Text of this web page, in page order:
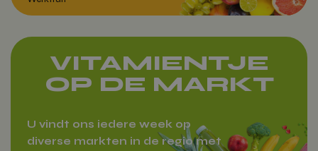
VITAMIENTJE
OP DE MARKT
U vindt ons iedere week op
diverse markten in de regio met